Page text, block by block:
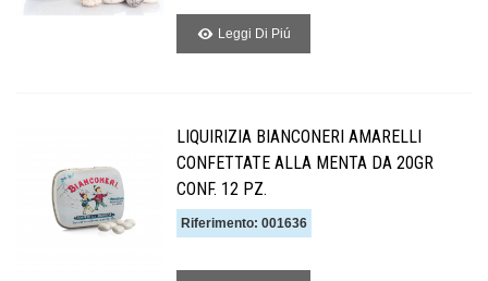
Leggi Di Piú
LIQUIRIZIA BIANCONERI AMARELLI
CONFETTATE ALLA MENTA DA 20GR
CONF. 12 PZ.
Riferimento: 001636